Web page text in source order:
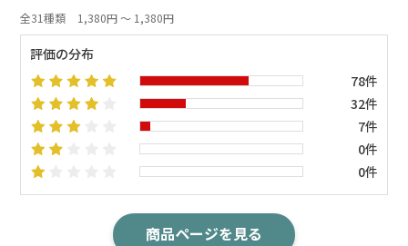
全31種類 1,380円 ～ 1,380円
評価の分布
78件
32件
7件
0件
0件
商品ページを見る